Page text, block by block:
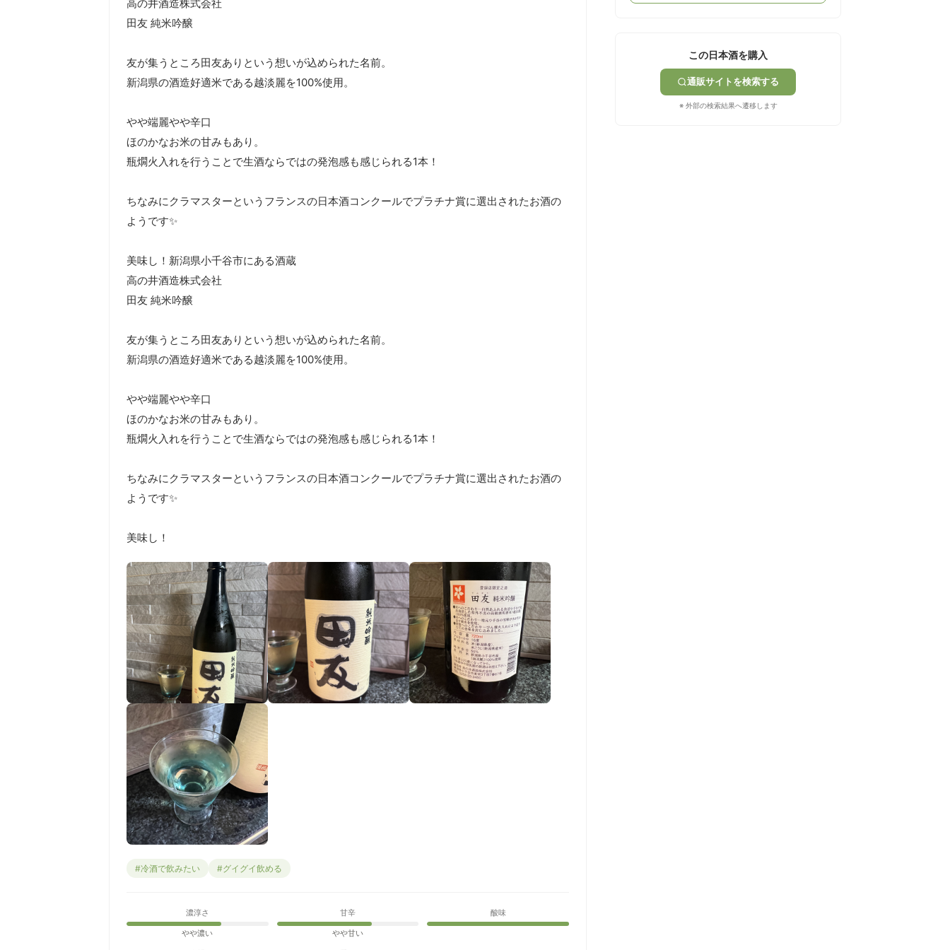
高の井酒造株式会社
田友 純米吟醸
友が集うところ田友ありという想いが込められた名前。
新潟県の酒造好適米である越淡麗を100%使用。
やや端麗やや辛口
ほのかなお米の甘みもあり。
瓶燗火入れを行うことで生酒ならではの発泡感も感じられる1本！
ちなみにクラマスターというフランスの日本酒コンクールでプラチナ賞に選出されたお酒の
ようです✨
美味し！新潟県小千谷市にある酒蔵
高の井酒造株式会社
田友 純米吟醸
友が集うところ田友ありという想いが込められた名前。
新潟県の酒造好適米である越淡麗を100%使用。
やや端麗やや辛口
ほのかなお米の甘みもあり。
瓶燗火入れを行うことで生酒ならではの発泡感も感じられる1本！
ちなみにクラマスターというフランスの日本酒コンクールでプラチナ賞に選出されたお酒の
ようです✨
美味し！
#冷酒で飲みたい #グイグイ飲める
濃淳さ
やや濃い
甘辛
やや甘い
酸味
この日本酒を購入
通販サイトを検索する
※ 外部の検索結果へ遷移します